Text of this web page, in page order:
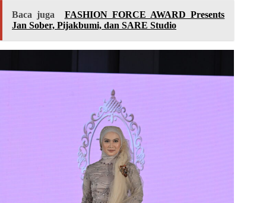
Baca juga
FASHION FORCE AWARD Presents
Jan Sober, Pijakbumi, dan SARE Studio